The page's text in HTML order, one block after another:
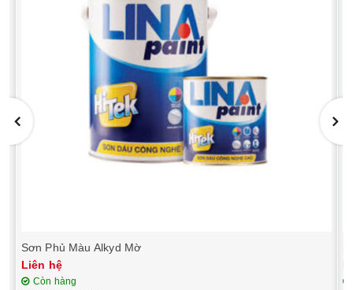
Sơn Phủ Màu Alkyd Mờ
Liên hệ
Còn hàng